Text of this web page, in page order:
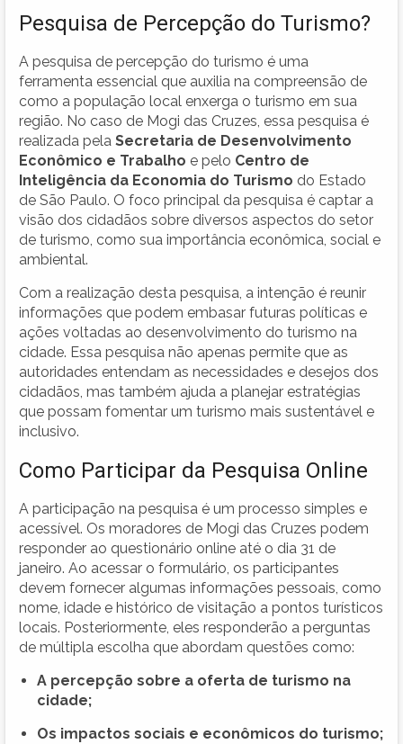
Pesquisa de Percepção do Turismo?
A pesquisa de percepção do turismo é uma
ferramenta essencial que auxilia na compreensão de
como a população local enxerga o turismo em sua
região. No caso de Mogi das Cruzes, essa pesquisa é
realizada pela Secretaria de Desenvolvimento
Econômico e Trabalho e pelo Centro de
Inteligência da Economia do Turismo do Estado
de São Paulo. O foco principal da pesquisa é captar a
visão dos cidadãos sobre diversos aspectos do setor
de turismo, como sua importância econômica, social e
ambiental.
Com a realização desta pesquisa, a intenção é reunir
informações que podem embasar futuras políticas e
ações voltadas ao desenvolvimento do turismo na
cidade. Essa pesquisa não apenas permite que as
autoridades entendam as necessidades e desejos dos
cidadãos, mas também ajuda a planejar estratégias
que possam fomentar um turismo mais sustentável e
inclusivo.
Como Participar da Pesquisa Online
A participação na pesquisa é um processo simples e
acessível. Os moradores de Mogi das Cruzes podem
responder ao questionário online até o dia 31 de
janeiro. Ao acessar o formulário, os participantes
devem fornecer algumas informações pessoais, como
nome, idade e histórico de visitação a pontos turísticos
locais. Posteriormente, eles responderão a perguntas
de múltipla escolha que abordam questões como:
A percepção sobre a oferta de turismo na
cidade;
Os impactos sociais e econômicos do turismo;